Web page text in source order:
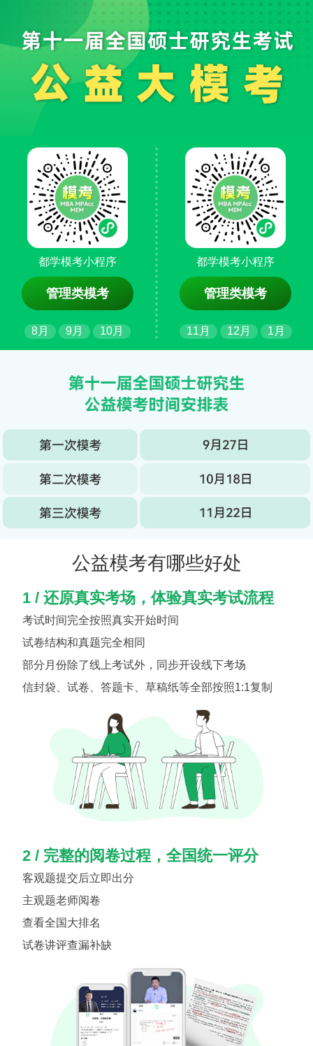
都学模考小程序
管理类模考
8月 9月 10月
管理类模考
11月 12月 1月
都学模考小程序
公益模考有哪些好处
1 / 还原真实考场，体验真实考试流程
考试时间完全按照真实开始时间
试卷结构和真题完全相同
部分月份除了线上考试外，同步开设线下考场
信封袋、试卷、答题卡、草稿纸等全部按照1:1复制
2 / 完整的阅卷过程，全国统一评分
客观题提交后立即出分
主观题老师阅卷
查看全国大排名
试卷讲评查漏补缺